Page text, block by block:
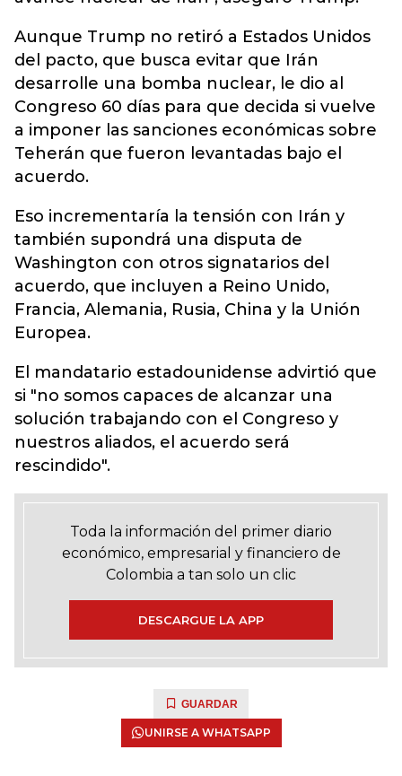
Aunque Trump no retiró a Estados Unidos
del pacto, que busca evitar que Irán
desarrolle una bomba nuclear, le dio al
Congreso 60 días para que decida si vuelve
a imponer las sanciones económicas sobre
Teherán que fueron levantadas bajo el
acuerdo.
Eso incrementaría la tensión con Irán y
también supondrá una disputa de
Washington con otros signatarios del
acuerdo, que incluyen a Reino Unido,
Francia, Alemania, Rusia, China y la Unión
Europea.
El mandatario estadounidense advirtió que
si "no somos capaces de alcanzar una
solución trabajando con el Congreso y
nuestros aliados, el acuerdo será
rescindido".
Toda la información del primer diario
económico, empresarial y financiero de
Colombia a tan solo un clic
DESCARGUE LA APP
GUARDAR
UNIRSE A WHATSAPP